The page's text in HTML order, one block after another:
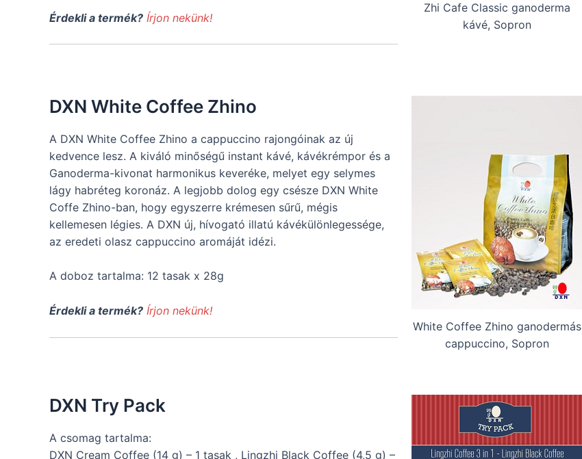
Zhi Cafe Classic ganoderma
kávé, Sopron
Érdekli a termék? Írjon nekünk!
White Coffee Zhino ganodermás
cappuccino, Sopron
DXN White Coffee Zhino
A DXN White Coffee Zhino a cappuccino rajongóinak az új
kedvence lesz. A kiváló minőségű instant kávé, kávékrémpor és a
Ganoderma-kivonat harmonikus keveréke, melyet egy selymes
lágy habréteg koronáz. A legjobb dolog egy csésze DXN White
Coffe Zhino-ban, hogy egyszerre krémesen sűrű, mégis
kellemesen légies. A DXN új, hívogató illatú kávékülönlegessége,
az eredeti olasz cappuccino aromáját idézi.
A doboz tartalma: 12 tasak x 28g
Érdekli a termék? Írjon nekünk!
DXN Try Pack
A csomag tartalma:
DXN Cream Coffee (14 g) – 1 tasak , Lingzhi Black Coffee (4,5 g) –